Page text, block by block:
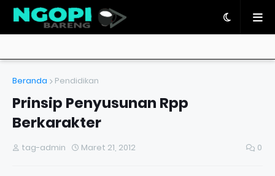
Beranda Pendidikan
Prinsip Penyusunan Rpp
Berkarakter
tag-admin Maret 21, 2012 0